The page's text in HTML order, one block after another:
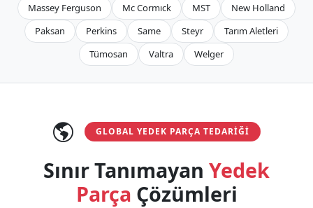
Massey Ferguson
Mc Cormıck MST
New Holland
Paksan
Perkins Same Steyr
Tarım Aletleri
Tümosan
Valtra Welger
GLOBAL YEDEK PARÇA TEDARIĞI
Sınır Tanımayan Yedek
Parça Çözümleri